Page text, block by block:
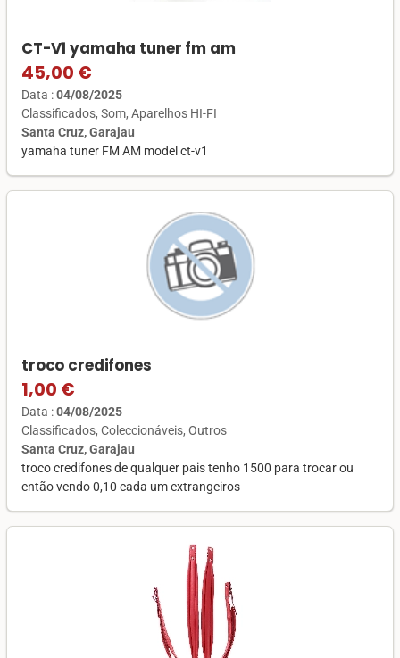
CT-V1 yamaha tuner fm am
45,00 €
Data :04/08/2025
Classificados Som Aparelhos HI-FI
Santa Cruz, Garajau
yamaha tuner FM AM model ct-v1
troco credifones
1,00 €
Data :04/08/2025
Classificados Coleccionáveis Outros
Santa Cruz, Garajau
troco credifones de qualquer pais tenho 1500 para trocar ou
então vendo 0,10 cada um extrangeiros